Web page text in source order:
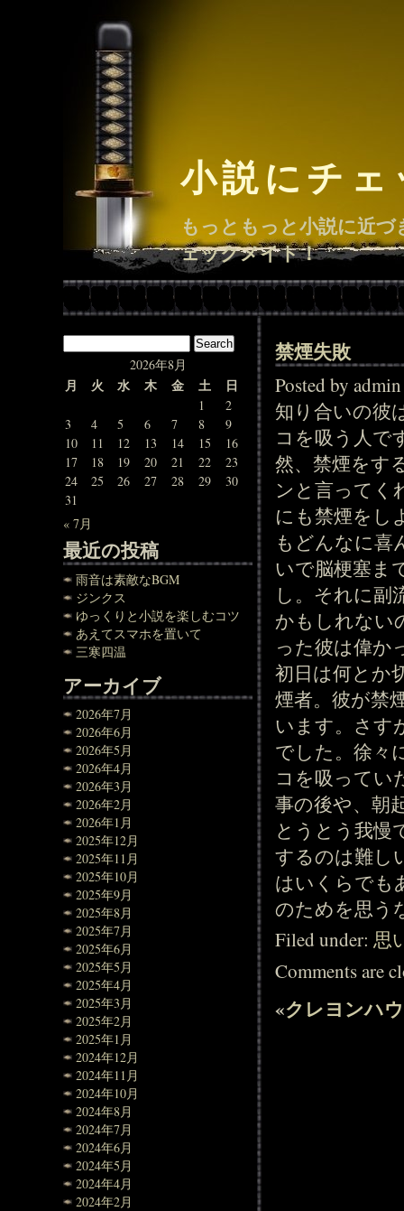
小説にチ
もっともっと小説に近
ェックメイト！
2026年8月
月 火 水 木 金 土 日
1
2
3
4 5 6 7 8
9
10
11 12 13 14 15
16
17
18 19 20 21 22
23
24
25 26 27 28 29
30
31
« 7月
最近の投稿
雨音は素敵なBGM
ジンクス
ゆっくりと小説を楽しむコツ
あえてスマホを置いて
三寒四温
アーカイブ
2026年7月
2026年6月
2026年5月
2026年4月
2026年3月
2026年2月
2026年1月
2025年12月
2025年11月
2025年10月
2025年9月
2025年8月
2025年7月
2025年6月
2025年5月
2025年4月
2025年3月
2025年2月
2025年1月
2024年12月
2024年11月
2024年10月
2024年8月
2024年7月
2024年6月
2024年5月
2024年4月
2024年2月
禁煙失敗
Posted by
知り合いの彼
コを吸う人で
然、禁煙をす
ンと言ってく
にも禁煙をし
もどんなに喜
いで脳梗塞ま
し。それに副
かもしれない
った彼は偉か
初日は何とか
煙者。彼が禁
います。さす
でした。徐々
コを吸ってい
事の後や、朝
とうとう我慢
するのは難し
はいくらでも
のためを思う
Filed under:思
Comments are
«クレヨンハ